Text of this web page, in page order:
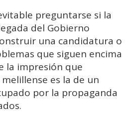
preguntarse si la
del Gobierno
una candidatura o
que siguen encima
la impresión que
es la de un
por la propaganda